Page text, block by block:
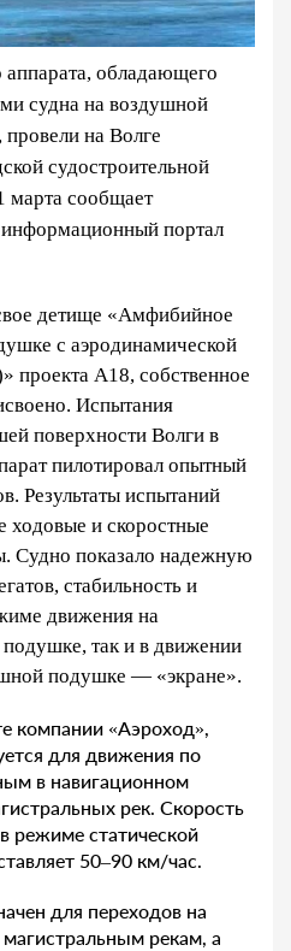
обладающего
судна на воздушной
на Волге
судостроительной
марта сообщает
портал
детище «Амфибийное
с аэродинамической
проекта А18, собственное
Испытания
поверхности Волги в
пилотировал опытный
Результаты испытаний
ходовые и скоростные
Судно показало надежную
стабильность и
движения на
так и в движении
подушке — «экране».
компании «Аэроход»,
для движения по
в навигационном
рек. Скорость
статической
50–90 км/час.
для переходов на
рекам, а